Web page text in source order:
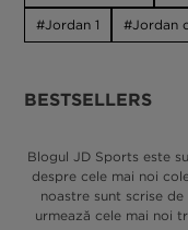
Jordan 1 Jordan
BESTSELLERS
Blogul JD Sports este
despre cele mai noi
noastre sunt scrise
urmează cele mai noi